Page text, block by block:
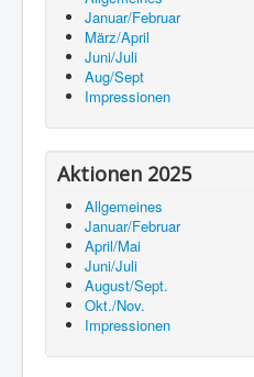
Januar/Februar
März/April
Juni/Juli
Aug/Sept
Impressionen
Aktionen 2025
Allgemeines
Januar/Februar
April/Mai
Juni/Juli
August/Sept.
Okt./Nov.
Impressionen